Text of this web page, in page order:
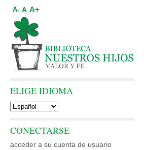
A- A A+
ELIGE IDIOMA
CONECTARSE
acceder a su cuenta de usuario